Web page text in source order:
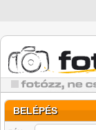
BELÉPÉS